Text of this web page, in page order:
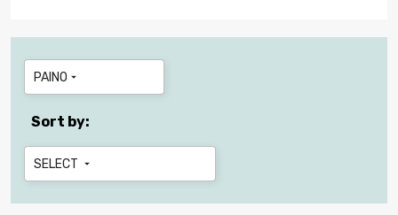
PAINO 
Sort by:
SELECT 